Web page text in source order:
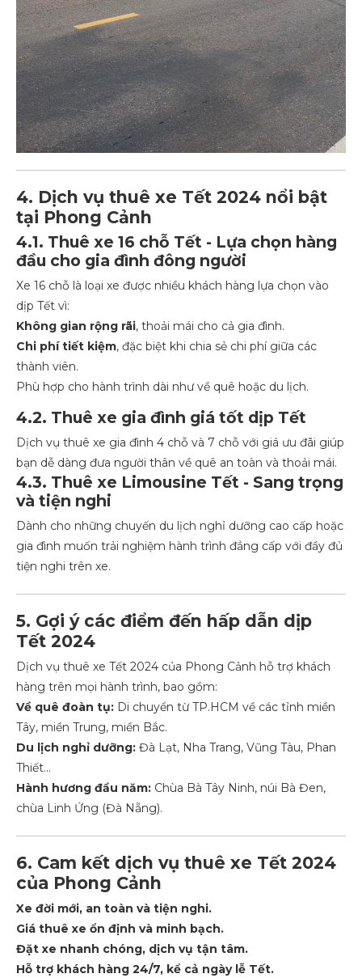
4. Dịch vụ thuê xe Tết 2024 nổi bật
tại Phong Cảnh
4.1. Thuê xe 16 chỗ Tết - Lựa chọn hàng
đầu cho gia đình đông người
Xe 16 chỗ là loại xe được nhiều khách hàng lựa chọn vào
dịp Tết vì:
Không gian rộng rãi, thoải mái cho cả gia đình.
Chi phí tiết kiệm, đặc biệt khi chia sẻ chi phí giữa các
thành viên.
Phù hợp cho hành trình dài như về quê hoặc du lịch.
4.2. Thuê xe gia đình giá tốt dịp Tết
Dịch vụ thuê xe gia đình 4 chỗ và 7 chỗ với giá ưu đãi giúp
bạn dễ dàng đưa người thân về quê an toàn và thoải mái.
4.3. Thuê xe Limousine Tết - Sang trọng
và tiện nghi
Dành cho những chuyến du lịch nghỉ dưỡng cao cấp hoặc
gia đình muốn trải nghiệm hành trình đẳng cấp với đầy đủ
tiện nghi trên xe.
5. Gợi ý các điểm đến hấp dẫn dịp
Tết 2024
Dịch vụ thuê xe Tết 2024 của Phong Cảnh hỗ trợ khách
hàng trên mọi hành trình, bao gồm:
Về quê đoàn tụ: Di chuyển từ TP.HCM về các tỉnh miền
Tây, miền Trung, miền Bắc.
Du lịch nghỉ dưỡng: Đà Lạt, Nha Trang, Vũng Tàu, Phan
Thiết...
Hành hương đầu năm: Chùa Bà Tây Ninh, núi Bà Đen,
chùa Linh Ứng (Đà Nẵng).
6. Cam kết dịch vụ thuê xe Tết 2024
của Phong Cảnh
Xe đời mới, an toàn và tiện nghi.
Giá thuê xe ổn định và minh bạch.
Đặt xe nhanh chóng, dịch vụ tận tâm.
Hỗ trợ khách hàng 24/7, kể cả ngày lễ Tết.